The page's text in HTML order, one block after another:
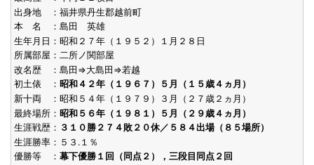
出身地 ：福井県丹生郡越前町
本 名 ：島田 英雄
生年月日：昭和２７年（１９５２）１月２８日
所属部屋：二所ノ関部屋
改名歴 ：島田⇒大島田⇒若越
初土俵 ： 昭和４２年（１９６７）５月（１５歳４ヵ月）
新十両 ：昭和５４年（１９７９）３月（２７歳２ヵ月）
最終場所：昭和５６年（１９８１）５月（２９歳４ヵ月）
生涯戦歴： ３１０勝２７４敗２０休／５８４出場（８５場所）
生涯勝率：５３.１％
優勝等 ：幕下優勝１回（同点２），三段目同点２回